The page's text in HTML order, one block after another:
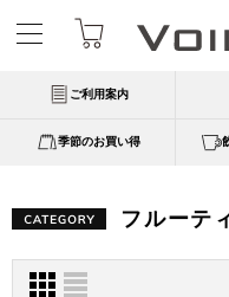
ご利用案内
季節のお買い得
フルーテ